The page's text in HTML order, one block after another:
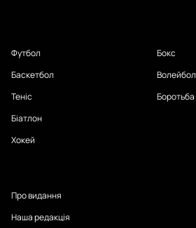
Футбол
Баскетбол
Теніс
Біатлон
Хокей
Бокс
Волейбол
Боротьба
Про видання
Наша редакція